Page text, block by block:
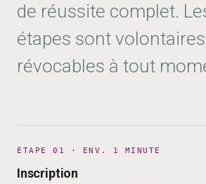
de réussite complet.
étapes sont
révocables à tout
ÉTAPE 01 · ENV. 1 MINUTE
Inscription